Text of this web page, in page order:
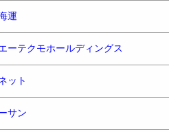
運
ーテクモホールディングス
ット
サン